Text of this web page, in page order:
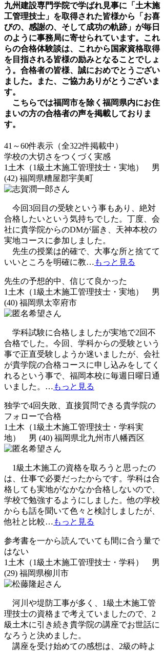
九州建設専門学院で学ばれ見事に「土木施
工管理技士」を取得された皆様から「お喜
びの、感謝の、そして成功の軌跡」が毎日
のように事務局に寄せられています。これ
らの合格体験談は、これから国家資格取得
を目指される皆様の励みとなることでしょ
う。合格者の皆様、誠におめでとうござい
ました。また、ご協力ありがとうございま
す。
こちらでは福岡市を除く福岡県内にお住
まいの方の合格者の声を掲載しておりま
す。
41～60件表示（全322件掲載中）
学校の大切さをつくづく実感
1土木（1級土木施工管理技士・実地） 男
(42) 福岡県糟屋郡宇美町
今回3回目の受験という事もあり、絶対
合格したいという気持ちでした。丁度、会
社に貴学院からのDMが届き、天神本校の
実地コースに参加しました。
先生の授業は的確で、大事な所と捨てて
いいところを明確に教… もっと見る
先生の予想的中、信じて良かった
1土木（1級土木施工管理技士・実地） 男
(40) 福岡県太宰府市
学科試験に合格しましたが実地で2回不
合格でした。今回、学科からの受験という
事で正直受験しようか迷いましたが、会社
が貴学院の合格コースに申し込みをしてく
れるという事で、福岡本校に毎週日曜日通
いました。 … もっと見る
独学で4回失敗、直接質問できる貴学院の
フォローで合格
1土木（1級土木施工管理技士・学科実
地） 男 (40) 福岡県北九州市八幡西区
1級土木施工の資格を取ろうと思ったの
は、仕事で必要だったからです。学科は合
格しても実地がなかなか合格しないので、
学校で勉強するようにしました。他の学校
からも話を聞いて色々と検討しましたが、
他社と比較… もっと見る
参考書を一から読んでいても間に合う量で
はない
1土木（1級土木施工管理技士・学科） 男
(29) 福岡県柳川市
河川や堤防工事が多く、1級土木施工管
理技士の資格まで考えていましたので、2
級土木に引き続き貴学院の講座でお世話に
なろうと決めました。
講座を受け始めての感想は、2級の時よ